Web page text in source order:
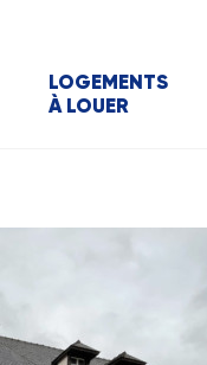
LOGEMENTS
À LOUER